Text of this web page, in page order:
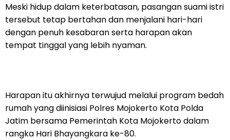
Meski hidup dalam keterbatasan, pasangan suami istri
tersebut tetap bertahan dan menjalani hari-hari
dengan penuh kesabaran serta harapan akan
tempat tinggal yang lebih nyaman.
Harapan itu akhirnya terwujud melalui program bedah
rumah yang diinisiasi Polres Mojokerto Kota Polda
Jatim bersama Pemerintah Kota Mojokerto dalam
rangka Hari Bhayangkara ke-80.